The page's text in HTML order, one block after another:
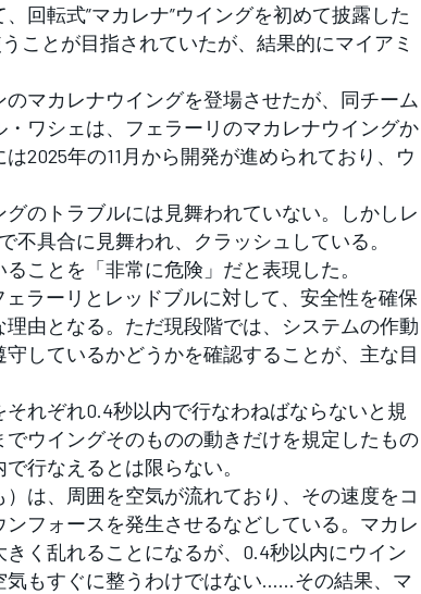
回転式”マカレナ”ウイングを初めて披露した
ことが目指されていたが、結果的にマイアミ
マカレナウイングを登場させたが、同チーム
ワシェは、フェラーリのマカレナウイングか
2025年の11月から開発が進められており、ウ
のトラブルには見舞われていない。しかしレ
不具合に見舞われ、クラッシュしている。
ことを「非常に危険」だと表現した。
ラーリとレッドブルに対して、安全性を確保
由となる。ただ現段階では、システムの作動
しているかどうかを確認することが、主な目
れぞれ0.4秒以内で行なわねばならないと規
ウイングそのものの動きだけを規定したもの
行なえるとは限らない。
は、周囲を空気が流れており、その速度をコ
フォースを発生させるなどしている。マカレ
く乱れることになるが、0.4秒以内にウイン
気もすぐに整うわけではない……その結果、マ